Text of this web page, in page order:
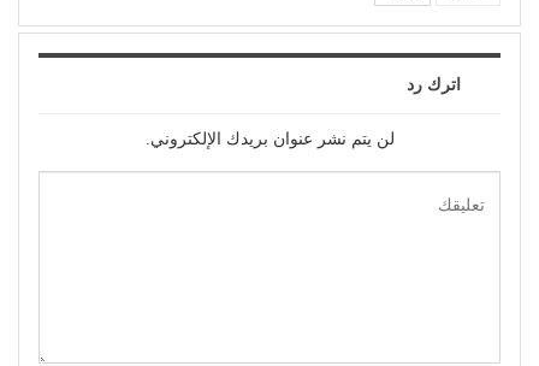
اترك رد
لن يتم نشر عنوان بريدك الإلكتروني.